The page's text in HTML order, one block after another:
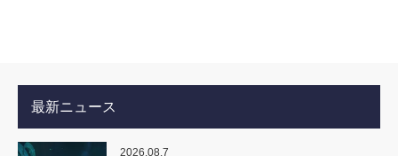
最新ニュース
2026.08.7